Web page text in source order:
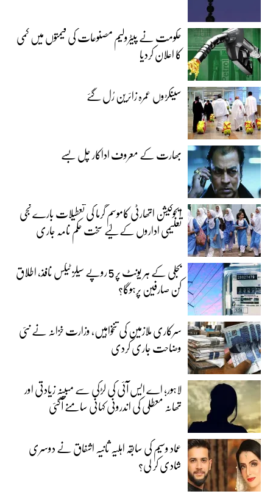
حکومت نے پیٹرولیم مصنوعات کی قیمتوں میں کمی
کا اعلان کردیا
سینکڑوں عمرہ زائرین رُل گئے
بھارت کے معروف اداکار چل بسے
ایجوکیشن اتھارٹی کاموسمِ گرما کی تعطیلات بارے نجی
تعلیمی اداروں کے لیے سخت حکم نامہ جاری
بجلی کے ہر یونٹ پر 5 روپے سیلز ٹیکس نافذ، اطلاق
کن صارفین پرہوگا؟
سرکاری ملازمین کی تنخواہیں، وزارت خزانہ نے نئی
وضاحت جاری کردی
لاہور؛ اے ایس آئی کی لڑکی سے مبینہ زیادتی اور
تھانہ معطلی کی اندرونی کہانی سامنے آگئی
عماد وسیم کی سابقہ اہلیہ ثانیہ اشفاق نے دوسری
شادی کر لی؟